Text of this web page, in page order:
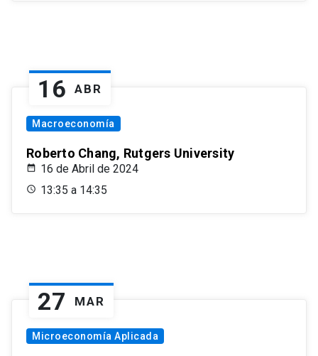
16 ABR
Macroeconomía
Roberto Chang, Rutgers University
16 de Abril de 2024
13:35 a 14:35
27 MAR
Microeconomía Aplicada